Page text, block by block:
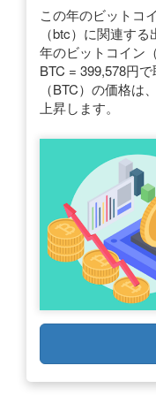
この年のビットコ
（btc）に関連す
年のビットコイン
BTC = 399,578円
（BTC）の価格は
上昇します。